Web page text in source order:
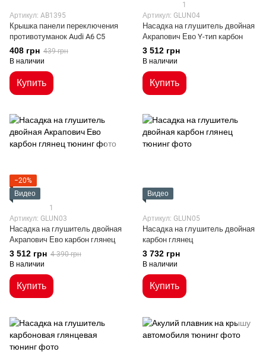
Артикул: AB1395
Крышка панели переключения
противотуманок Audi A6 C5
408 грн 439 грн
В наличии
Купить
1
Артикул: GLUN04
Насадка на глушитель двойная
Акрапович Ево Y-тип карбон
3 512 грн
В наличии
Купить
−20%
Видео
1
Артикул: GLUN03
Насадка на глушитель двойная
Акрапович Ево карбон глянец
3 512 грн 4 390 грн
В наличии
Купить
Видео
Артикул: GLUN05
Насадка на глушитель двойная
карбон глянец
3 732 грн
В наличии
Купить